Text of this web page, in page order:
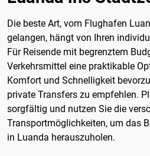
Die beste Art, vom Flughafen
gelangen, hängt von Ihren
Für Reisende mit begrenztem
Verkehrsmittel eine praktikable
Komfort und Schnelligkeit
private Transfers zu empfehlen.
sorgfältig und nutzen Sie die
Transportmöglichkeiten, um das
in Luanda herauszuholen.